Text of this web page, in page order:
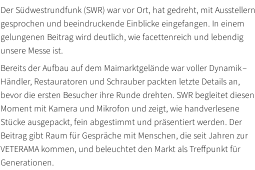
Der Südwestrundfunk (SWR) war vor Ort, hat gedreht, mit Ausstellern
gesprochen und beeindruckende Einblicke eingefangen. In einem
gelungenen Beitrag wird deutlich, wie facettenreich und lebendig
unsere Messe ist.
Bereits der Aufbau auf dem Maimarktgelände war voller Dynamik –
Händler, Restauratoren und Schrauber packten letzte Details an,
bevor die ersten Besucher ihre Runde drehten. SWR begleitet diesen
Moment mit Kamera und Mikrofon und zeigt, wie handverlesene
Stücke ausgepackt, fein abgestimmt und präsentiert werden. Der
Beitrag gibt Raum für Gespräche mit Menschen, die seit Jahren zur
VETERAMA kommen, und beleuchtet den Markt als Treffpunkt für
Generationen.